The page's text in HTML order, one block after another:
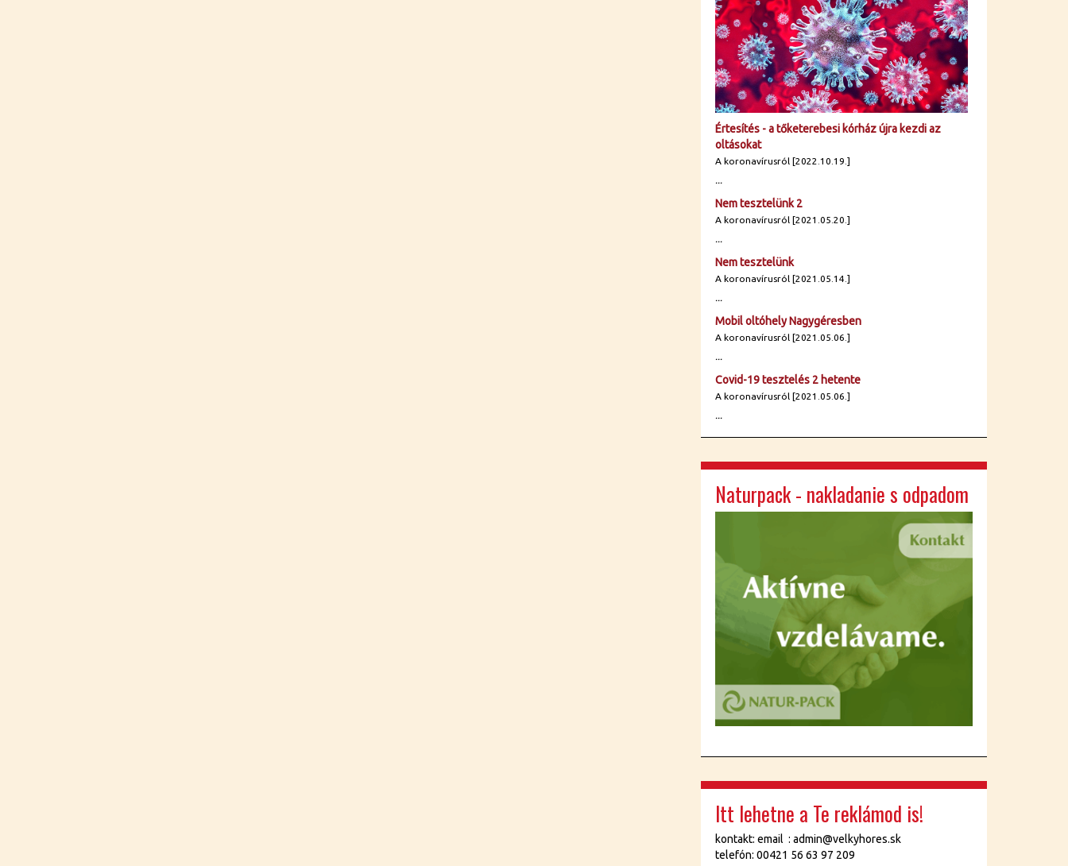
Értesítés - a tőketerebesi kórház újra kezdi az
oltásokat
A koronavírusról [2022.10.19.]
...
Nem tesztelünk 2
A koronavírusról [2021.05.20.]
...
Nem tesztelünk
A koronavírusról [2021.05.14.]
...
Mobil oltóhely Nagygéresben
A koronavírusról [2021.05.06.]
...
Covid-19 tesztelés 2 hetente
A koronavírusról [2021.05.06.]
...
Naturpack - nakladanie s odpadom
Itt lehetne a Te reklámod is!
kontakt: email : admin@velkyhores.sk
telefón: 00421 56 63 97 209